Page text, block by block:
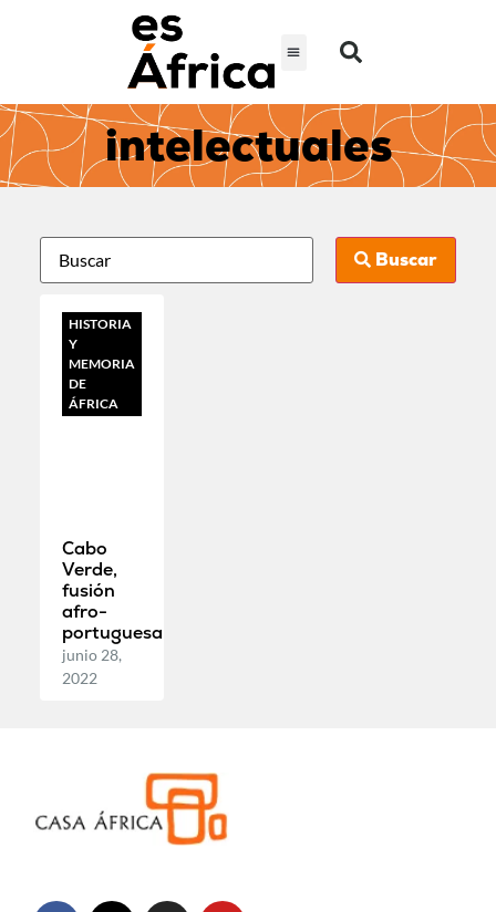
intelectuales
Buscar
HISTORIA
Y
MEMORIA
DE
ÁFRICA
Cabo
Verde,
fusión
afro-
portuguesa
junio 28,
2022